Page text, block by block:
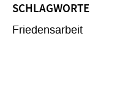
SCHLAGWORTE
Friedensarbeit